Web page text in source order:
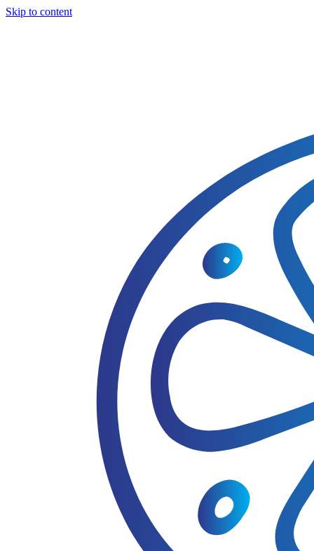
Skip to content